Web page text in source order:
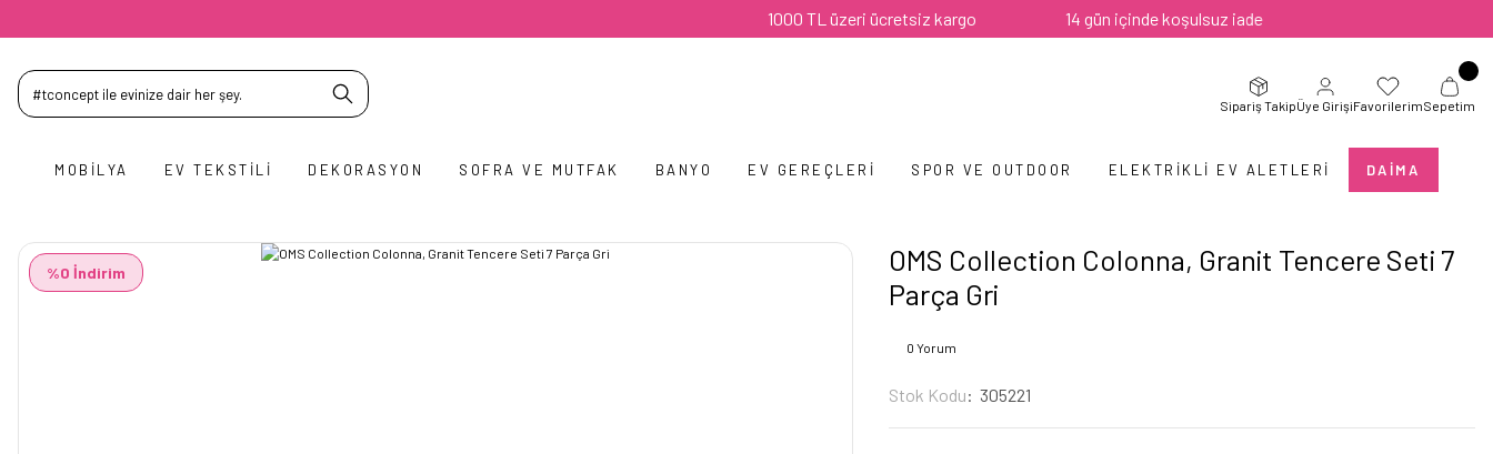
1000 TL üzeri ücretsiz kargo 14 gün içinde koşulsuz iade
Sipariş TakipÜye GirişiFavorilerimSepetim
MOBILYA EV TEKSTILI DEKORASYON SOFRA VE MUTFAK BANYO EV GEREÇLERI SPOR VE OUTDOOR ELEKTRIKLI EV ALETLERI DAIMA
%0 İndirim
OMS Collection Colonna, Granit Tencere Seti 7
Parça Gri
0 Yorum
Stok Kodu 305221